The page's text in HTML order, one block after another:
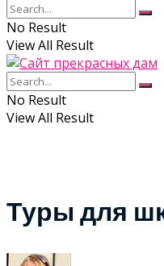
No Result
View All Result
No Result
View All Result
Туры для